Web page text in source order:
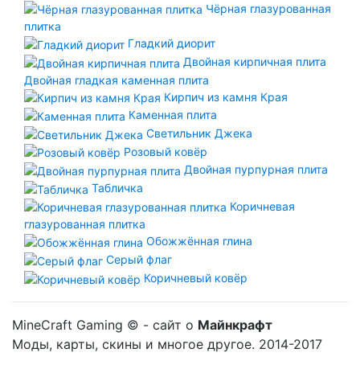
Чёрная глазурованная
плитка
Гладкий диорит
Двойная кирпичная плита
Двойная гладкая каменная плита
Кирпич из камня Края
Каменная плита
Светильник Джека
Розовый ковёр
Двойная пурпурная плита
Табличка
Коричневая
глазурованная плитка
Обожжённая глина
Серый флаг
Коричневый ковёр
MineCraft Gaming © - сайт о Майнкрафт
Моды, карты, скины и многое другое. 2014-2017